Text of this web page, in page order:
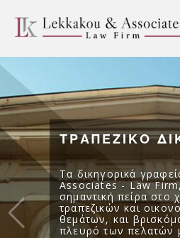
ΤΡΑΠΕΖΙΚΟ
Τα δικηγορικά
Associates - Law
σημαντική πείρα στο
τραπεζικών και
θεμάτων, και
πλευρό των πελατών